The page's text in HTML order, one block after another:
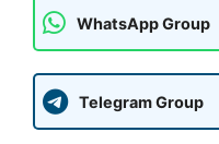
WhatsApp Group
Telegram Group